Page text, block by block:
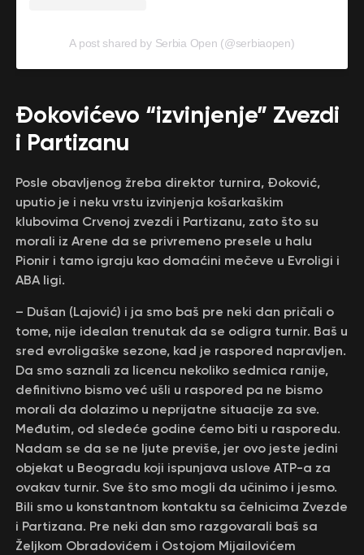
A post shared by Serbia Open (@serbiaopen)
Đokovićevo “izvinjenje” Zvezdi
i Partizanu
Posle obavljenog žreba direktor turnira, Đoković,
uputio je i neku vrstu izvinjenja košarkaškim
klubovima Crvenoj zvezdi i Partizanu, zato što su
morali iz Arene da se privremeno presele u halu
Pionir i tamo igraju kao domaćini mečeve u Evroligi i
ABA ligi.
– Dušan (Lajović) i ja smo baš pre neki dan pričali o
tome, nije idealan trenutak da se odigra turnir. Baš u
sred evroligaške sezone, kad je raspored napravljen.
Da smo saznali za licencu nekoliko sedmica ranije,
definitivno bismo već ušli u raspored pa ne bismo
morali da dolazimo u neprijatne situacije za sve.
Međutim, od sledeće godine ćemo biti u rasporedu.
Nadam se da se ne ljute previše, jer ovo jeste jedini
objekat u Beogradu koji ispunjava uslove ATP-a za
ovakav turnir. Sve što smo mogli da učinimo i jesmo.
Bili smo u konstantnom kontaktu sa čelnicima Zvezde
i Partizana. Pre neki dan smo razgovarali baš sa
Željkom Obradovićem i Ostojom Mijailovićem